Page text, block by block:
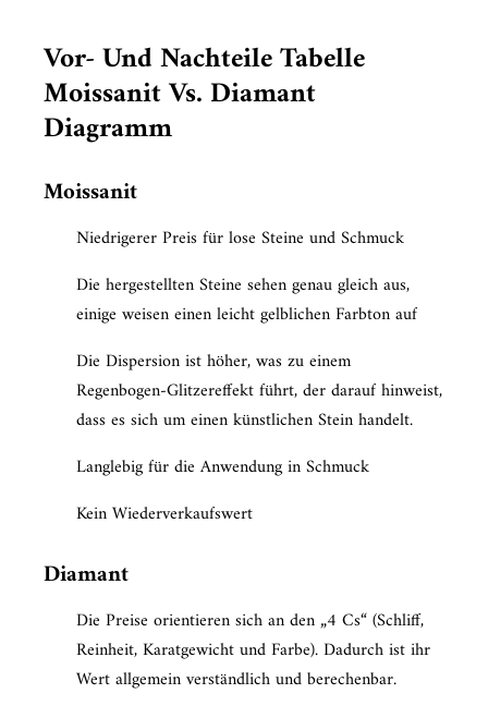
Vor- Und Nachteile Tabelle
Moissanit Vs. Diamant
Diagramm
Moissanit
Niedrigerer Preis für lose Steine ​​und Schmuck
Die hergestellten Steine ​​sehen genau gleich aus,
einige weisen einen leicht gelblichen Farbton auf
Die Dispersion ist höher, was zu einem
Regenbogen-Glitzereffekt führt, der darauf hinweist,
dass es sich um einen künstlichen Stein handelt.
Langlebig für die Anwendung in Schmuck
Kein Wiederverkaufswert
Diamant
Die Preise orientieren sich an den „4 Cs“ (Schliff,
Reinheit, Karatgewicht und Farbe). Dadurch ist ihr
Wert allgemein verständlich und berechenbar.